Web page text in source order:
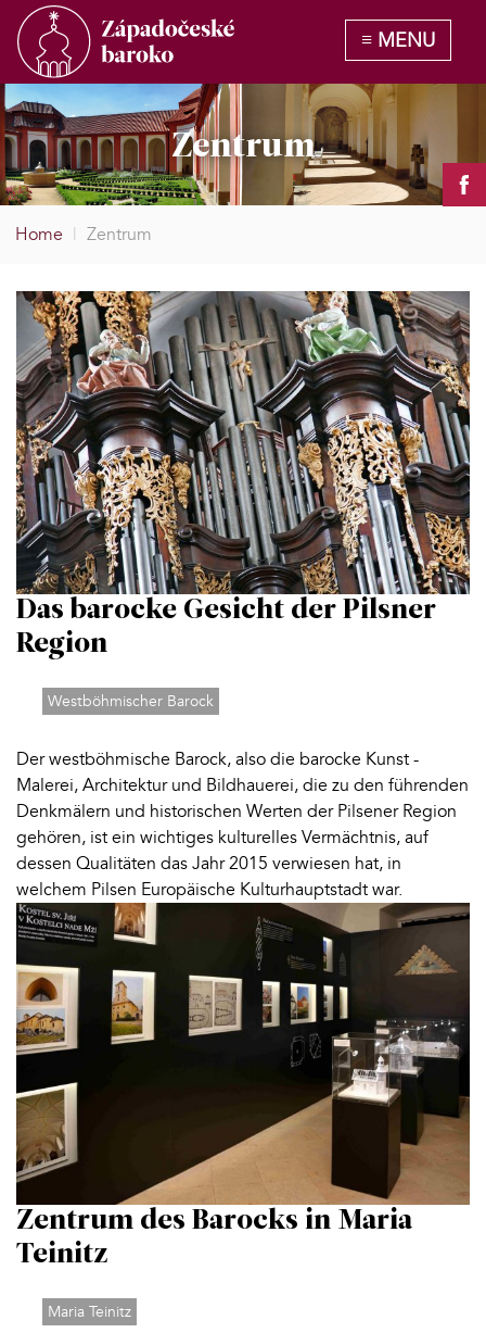
Zentrum
Home | Zentrum
Das barocke Gesicht der Pilsner
Region
Westböhmischer Barock
Der westböhmische Barock, also die barocke Kunst -
Malerei, Architektur und Bildhauerei, die zu den führenden
Denkmälern und historischen Werten der Pilsener Region
gehören, ist ein wichtiges kulturelles Vermächtnis, auf
dessen Qualitäten das Jahr 2015 verwiesen hat, in
welchem Pilsen Europäische Kulturhauptstadt war.
Zentrum des Barocks in Maria
Teinitz
Maria Teinitz